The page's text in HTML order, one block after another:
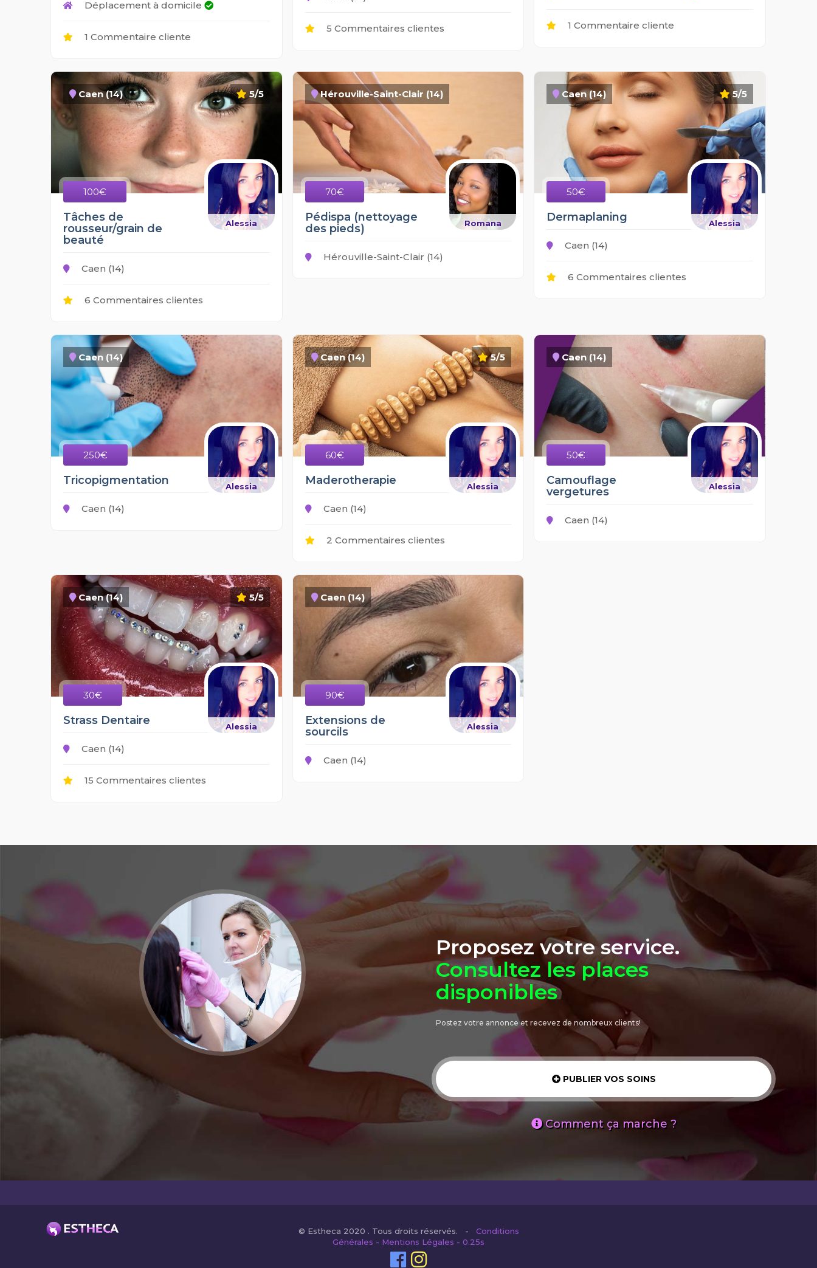
Déplacement à domicile
1 Commentaire cliente
5 Commentaires clientes 1 Commentaire cliente
5/5
Caen (14)
100€
Alessia
Tâches de
rousseur/grain de
beauté
Caen (14)
6 Commentaires clientes
Hérouville-Saint-Clair (14)
70€
Romana
Pédispa (nettoyage
des pieds)
Hérouville-Saint-Clair (14)
5/5
Caen (14)
50€
Alessia
Dermaplaning
Caen (14)
6 Commentaires clientes
Caen (14)
250€
Alessia
Tricopigmentation
Caen (14)
5/5
Caen (14)
60€
Alessia
Maderotherapie
Caen (14)
2 Commentaires clientes
Caen (14)
50€
Alessia
Camouflage
vergetures
Caen (14)
5/5
Caen (14)
30€
Alessia
Strass Dentaire
Caen (14)
15 Commentaires clientes
Caen (14)
90€
Alessia
Extensions de
sourcils
Caen (14)
Proposez votre service.
Consultez les places
disponibles
Postez votre annonce et recevez de nombreux clients!
PUBLIER VOS SOINS
Comment ça marche ?
© Estheca 2020 . Tous droits réservés. - Conditions
Générales - Mentions Légales - 0.25s